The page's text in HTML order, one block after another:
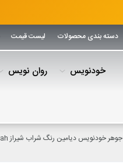
دسته بندی محصولات لیست قیمت
خودنویس روان نویس
جوهر خودنویس دیامین رنگ شراب شیراز DIAMINE INK Syrah